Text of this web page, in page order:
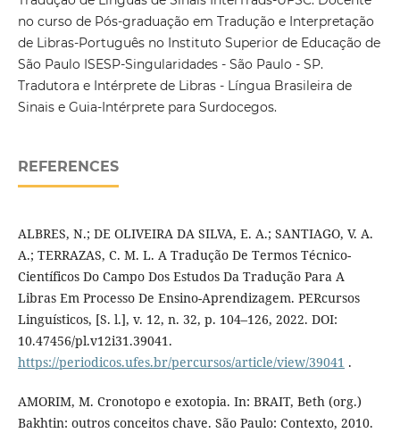
no curso de Pós-graduação em Tradução e Interpretação
de Libras-Português no Instituto Superior de Educação de
São Paulo ISESP-Singularidades - São Paulo - SP.
Tradutora e Intérprete de Libras - Língua Brasileira de
Sinais e Guia-Intérprete para Surdocegos.
REFERENCES
ALBRES, N.; DE OLIVEIRA DA SILVA, E. A.; SANTIAGO, V. A.
A.; TERRAZAS, C. M. L. A Tradução De Termos Técnico-
Científicos Do Campo Dos Estudos Da Tradução Para A
Libras Em Processo De Ensino-Aprendizagem. PERcursos
Linguísticos, [S. l.], v. 12, n. 32, p. 104–126, 2022. DOI:
10.47456/pl.v12i31.39041.
https://periodicos.ufes.br/percursos/article/view/39041 .
AMORIM, M. Cronotopo e exotopia. In: BRAIT, Beth (org.)
Bakhtin: outros conceitos chave. São Paulo: Contexto, 2010.